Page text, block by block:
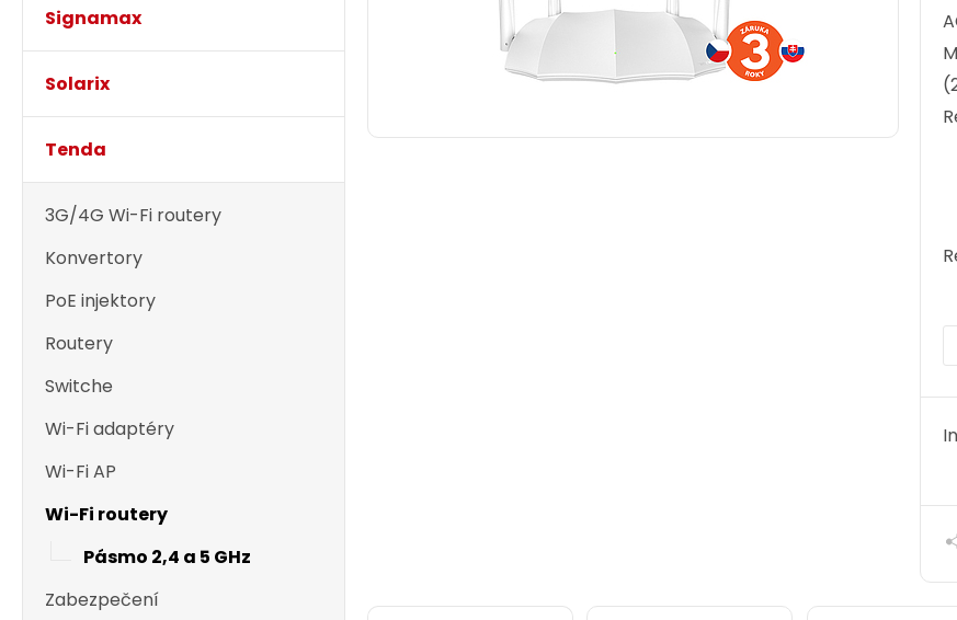
Signamax
Solarix
Tenda
3G/4G Wi-Fi routery
Konvertory
PoE injektory
Routery
Switche
Wi-Fi adaptéry
Wi-Fi AP
Wi-Fi routery
Pásmo 2,4 a 5 GHz
Zabezpečení